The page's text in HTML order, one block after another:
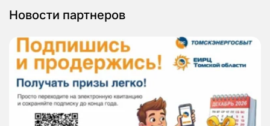
Новости партнеров